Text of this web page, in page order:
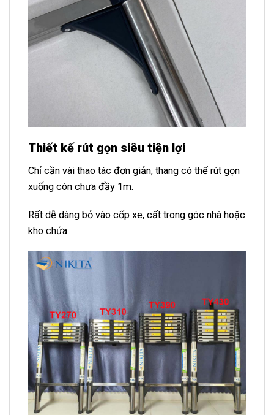
Thiết kế rút gọn siêu tiện lợi
Chỉ cần vài thao tác đơn giản, thang có thể rút gọn
xuống còn chưa đầy 1m.
Rất dễ dàng bỏ vào cốp xe, cất trong góc nhà hoặc
kho chứa.